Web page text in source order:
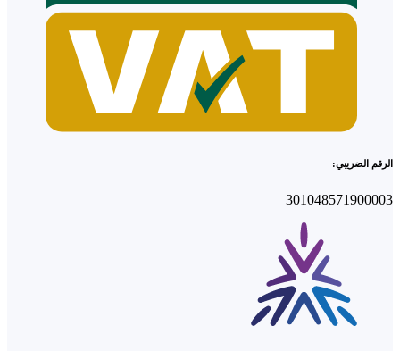
الرقم الضريبي:
301048571900003